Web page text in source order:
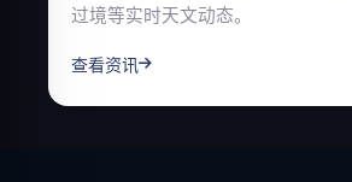
过境等实时天文动态。
查看资讯